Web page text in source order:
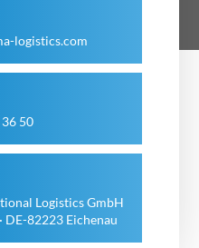
logistics.com
50
Logistics GmbH
DE-82223 Eichenau